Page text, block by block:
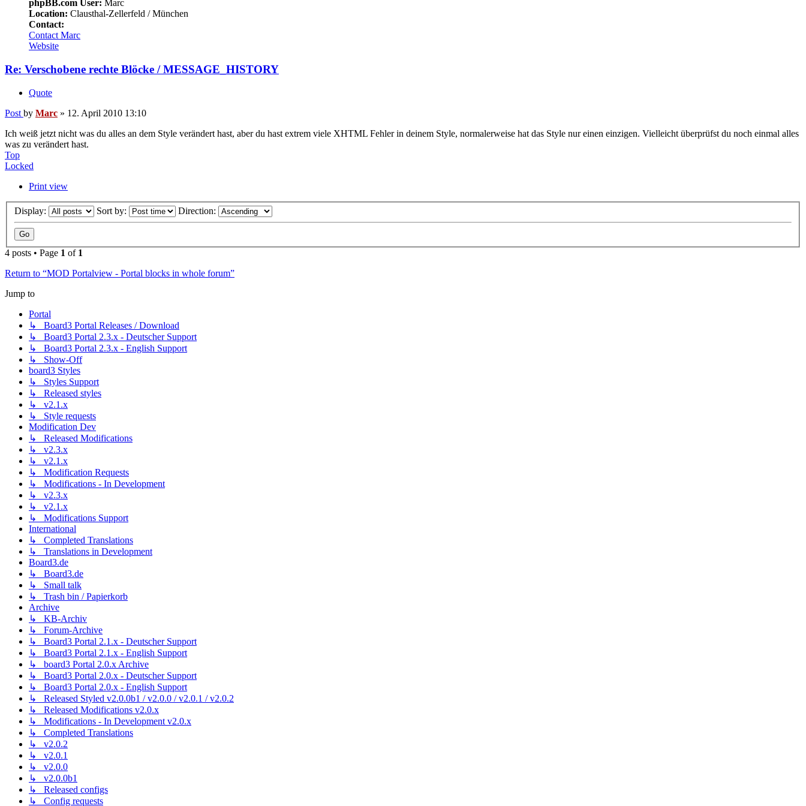
phpBB.com User: Marc
Location: Clausthal-Zellerfeld / München
Contact:
Contact Marc
Website
Re: Verschobene rechte Blöcke / MESSAGE_HISTORY
Quote
Post by Marc » 12. April 2010 13:10
Ich weiß jetzt nicht was du alles an dem Style verändert hast, aber du hast extrem viele XHTML Fehler in deinem Style, normalerweise hat das Style nur einen einzigen. Vielleicht überprüfst du noch einmal alles
was zu verändert hast.
Top
Locked
Print view
Display: Sort by: Direction:
4 posts • Page 1 of 1
Return to “MOD Portalview - Portal blocks in whole forum”
Jump to
Portal
↳ Board3 Portal Releases / Download
↳ Board3 Portal 2.3.x - Deutscher Support
↳ Board3 Portal 2.3.x - English Support
↳ Show-Off
board3 Styles
↳ Styles Support
↳ Released styles
↳ v2.1.x
↳ Style requests
Modification Dev
↳ Released Modifications
↳ v2.3.x
↳ v2.1.x
↳ Modification Requests
↳ Modifications - In Development
↳ v2.3.x
↳ v2.1.x
↳ Modifications Support
International
↳ Completed Translations
↳ Translations in Development
Board3.de
↳ Board3.de
↳ Small talk
↳ Trash bin / Papierkorb
Archive
↳ KB-Archiv
↳ Forum-Archive
↳ Board3 Portal 2.1.x - Deutscher Support
↳ Board3 Portal 2.1.x - English Support
↳ board3 Portal 2.0.x Archive
↳ Board3 Portal 2.0.x - Deutscher Support
↳ Board3 Portal 2.0.x - English Support
↳ Released Styled v2.0.0b1 / v2.0.0 / v2.0.1 / v2.0.2
↳ Released Modifications v2.0.x
↳ Modifications - In Development v2.0.x
↳ Completed Translations
↳ v2.0.2
↳ v2.0.1
↳ v2.0.0
↳ v2.0.0b1
↳ Released configs
↳ Config requests